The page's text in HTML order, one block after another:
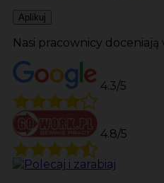
Aplikuj
Nasi pracownicy doceniają
4.3/5
4.8/5